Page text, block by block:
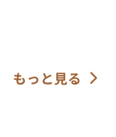
もっと見る